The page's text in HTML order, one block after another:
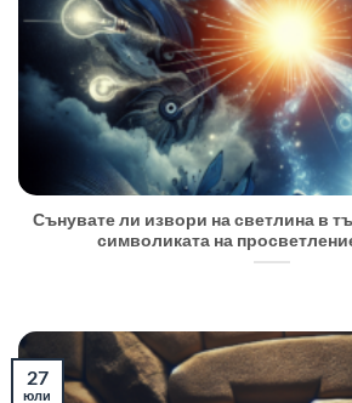
Сънувате ли извори на светлина в
символиката на
27
юли